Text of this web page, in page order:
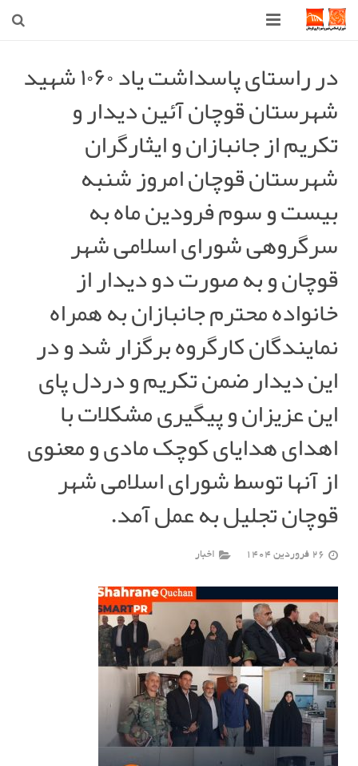
اخبار روز
ارتباط با ما
در راستای پاسداشت یاد ۱۰۶۰ شهید
شهرستان قوچان آئین دیدار و
تکریم از جانبازان و ایثارگران
شهرستان قوچان امروز شنبه
بیست و سوم فرودین ماه به
سرگروهی شورای اسلامی شهر
قوچان و به صورت دو دیدار از
خانواده محترم جانبازان به همراه
نمایندگان کارگروه برگزار شد و در
این دیدار ضمن تکریم و دردل پای
این عزیزان و پیگیری مشکلات با
اهدای هدایای کوچک مادی و معنوی
از آنها توسط شورای اسلامی شهر
قوچان تجلیل به عمل آمد.
26 فروردین 1404 اخبار